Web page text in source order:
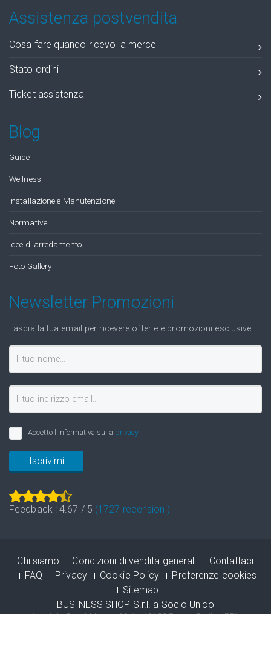
Assistenza postvendita
Cosa fare quando ricevo la merce
Stato ordini
Ticket assistenza
Blog
Guide
Wellness
Installazione e Manutenzione
Normative
Idee di arredamento
Foto Gallery
Newsletter Promozioni
Lascia la tua email per ricevere offerte e promozioni esclusive!
Accetto l'informativa sulla privacy
Iscrivimi
Feedback :4.67 / 5 (1727 recensioni)
Chi siamo Condizioni di vendita generali
Contattaci
FAQ
Privacy Cookie Policy
Preferenze cookies
Sitemap
BUSINESS SHOP S.r.l. a Socio Unico
Via della Repubblica n. 19/1 - 42123 Reggio Emilia (RE)